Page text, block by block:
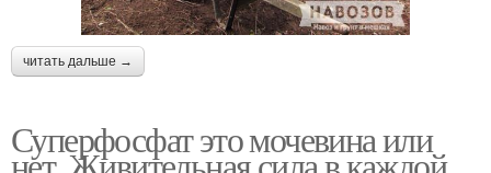
читать дальше →
Суперфосфат это мочевина или